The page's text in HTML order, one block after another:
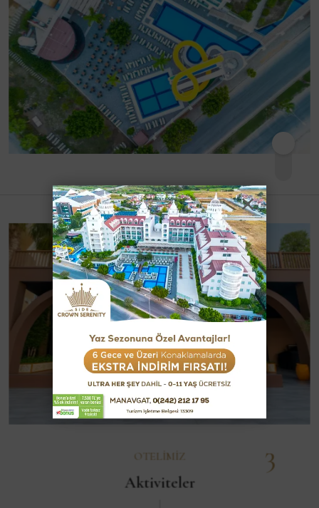
OTELIMIZ
Aktiviteler
3